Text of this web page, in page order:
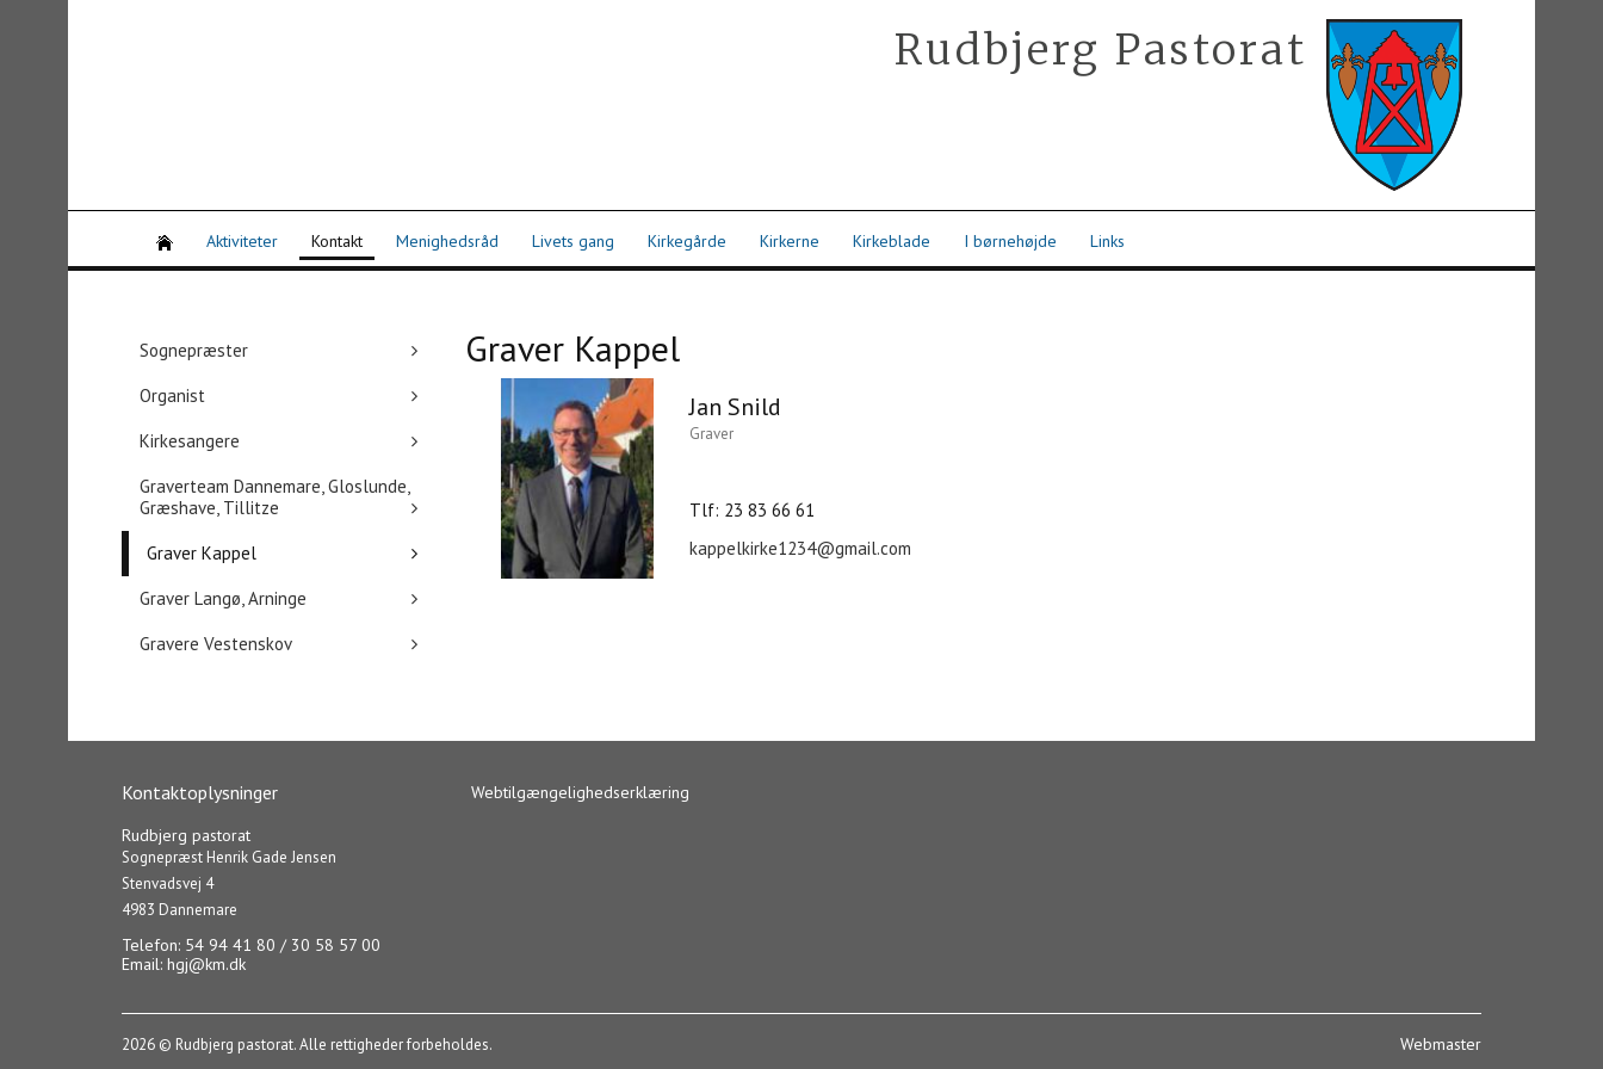
Rudbjerg Pastorat
Aktiviteter Kontakt Menighedsråd Livets gang Kirkegårde Kirkerne Kirkeblade I børnehøjde Links
Sognepræster
Organist
Kirkesangere
Graverteam Dannemare, Gloslunde,
Græshave, Tillitze
Graver Kappel
Graver Langø, Arninge
Gravere Vestenskov
Graver Kappel
Jan Snild
Graver
Tlf: 23 83 66 61
kappelkirke1234@gmail.com
Kontaktoplysninger
Rudbjerg pastorat
Sognepræst Henrik Gade Jensen
Stenvadsvej 4
4983 Dannemare
Telefon: 54 94 41 80 / 30 58 57 00
Email: hgj@km.dk
Webtilgængelighedserklæring
2026 © Rudbjerg pastorat. Alle rettigheder forbeholdes. Webmaster